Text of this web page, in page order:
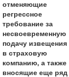
отменяющие
регрессное
требование за
несвоевременную
подачу извещения
в страховую
компанию, а также
вносящие еще ряд